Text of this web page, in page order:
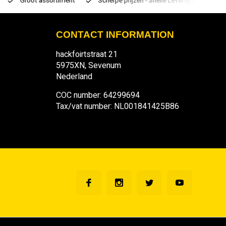
CONTACT INFORMATION
hackfoirtstraat 21
5975XN, Sevenum
Nederland
COC number: 64299694
Tax/vat number: NL001841425B86